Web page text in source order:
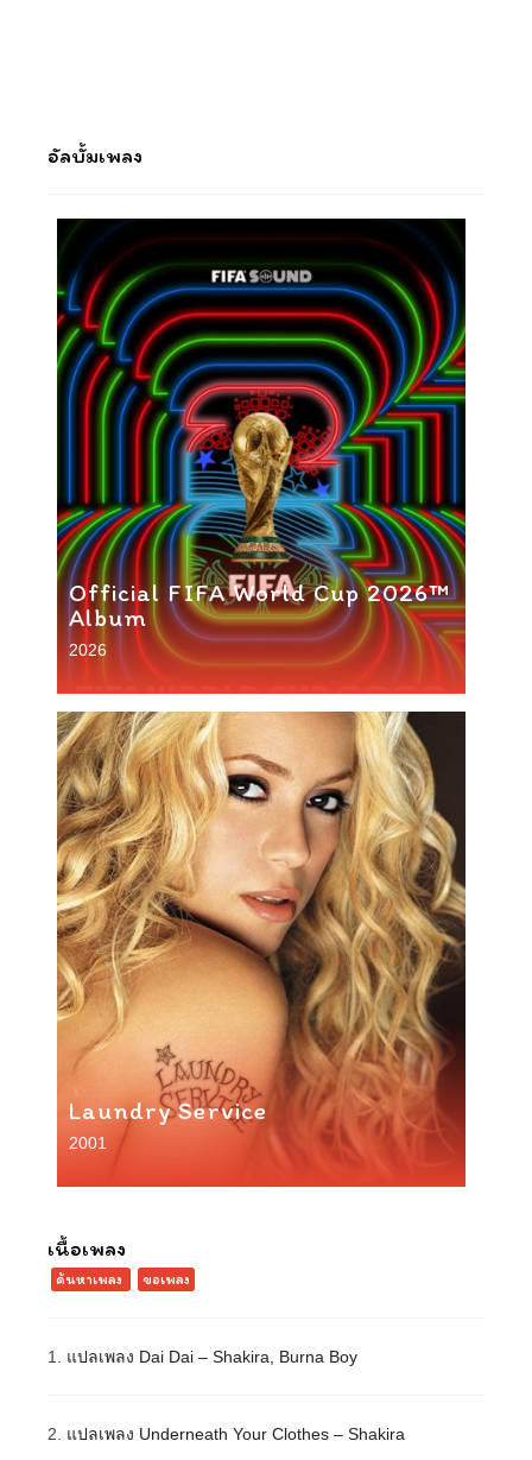
อัลบั้มเพลง
Official FIFA World Cup 2026™
Album
2026
Laundry Service
2001
เนื้อเพลง
ค้นหาเพลง ขอเพลง
1. แปลเพลง Dai Dai – Shakira, Burna Boy
2. แปลเพลง Underneath Your Clothes – Shakira